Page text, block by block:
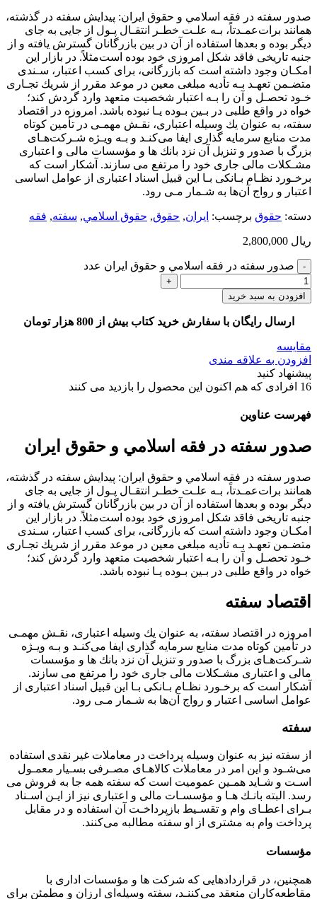
صدور سفته در فقه اسلامي و حقوق ايران: ﭘﻴﺪاﻳﺶ ﺳﻔﺘﻪ در ﮔﺬﺷﺘﻪ،
ﻫﻤﺎﻧﻨﺪ ﺑﺮاتﻋﻤـﺪﺗﺎً، ﺑـﻪ ﻋﻠـﺖ ﺧﻄـﺮ اﻧﺘﻘـﺎل ﭘـﻮل از ﺟﺎﻳﻰ ﺑﻪ ﺟﺎى
دﻳﮕﺮ ﺑﻮده و ﺑﻌﺪﻫﺎ اﺳﺘﻔﺎده از آن در ﺑﻴﻦ ﺑﺎزرﮔﺎﻧﺎن ﮔﺴﺘﺮش ﻳﺎﻓﺘﻪ و از
ﺟﻨﺒﻪ ﺗﺎرﻳﺨﻰ ﻓﺎﻗﺪ ﺷﻜﻞ اﻣﺮوزى ﺧﻮد ﺑﻮده اﺳﺖﻣﺜﻼً. در ﺑﺎزار اﻳﻦ
اﻣﻜـﺎن وﺟﻮد داﺷﺘﻪ اﺳﺖ ﻛﻪ ﺑﺎزرﮔﺎﻧﻰ، ﺑﺮاى ﻛﺴﺐ اﻋﺘﺒﺎر، ﺳـﻨﺪى
ﻣﺘﻀـﻤﻦ ﺗﻌﻬـﺪ ﺑـﻪ ﺗﺄدﻳﻪ ﻣﺒﻠﻐﻰ ﻣﻌﻴﻦ در ﻣﻮﻋﺪ ﻣﻘﺮر از ﺷﺮﻳﻚ ﺗﺠـﺎرى
ﺧـﻮد ﺗﺤﺼـﻞ و آن را ﺑـﻪ اﻋﺘﺒﺎر ﺷﺨﺼﻴﺖ ﻣﺘﻌﻬﺪ وارد ﮔﺮدش ﻛﻨﺪ؛
ﺧﻮاه در واﻗﻊ ﻃﻠﺒﻰ در ﺑـﻴﻦ ﺑـﻮده ﻳـﺎ ﻧﺒﻮده ﺑﺎﺷﺪ. اﻣﺮوزه در اﻗﺘﺼﺎد
ﺳﻔﺘﻪ، ﺑﻪ ﻋﻨﻮان ﻳﻚ وﺳﻴﻠﻪ اﻋﺘﺒﺎرى، ﻧﻘـﺶ ﻣﻬﻤـﻰ در ﺗﺄﻣﻴﻦ ﻛﻮﺗﺎه
ﻣﺪت ﻣﻨﺎﺑﻊ ﺳﺮﻣﺎﻳﻪ ﮔﺬارى اﻳﻔﺎ ﻣﻰﻛﻨـﺪ و ﺑـﻪ وﻳـﮋه ﺷـﺮﻛﺖﻫـﺎى
ﺑﺰرگ ﺑﺎ ﺻﺪور و ﺗﻨﺰﻳﻞ آن ﻧﺰد ﺑﺎﻧﻚ ﻫﺎ و ﻣﺆﺳﺴﺎت ﻣﺎﻟﻰ و اﻋﺘﺒﺎرى
ﻣﺸـﻜﻼت ﻣﺎﻟﻰ ﺟﺎرى ﺧﻮد را ﻣﺮﺗﻔﻊ ﻣﻰ ﺳﺎزﻧﺪ. آﺷﻜﺎر اﺳﺖ ﻛﻪ
ﺑﺮﺧـﻮرد ﻧﻈـﺎم ﺑـﺎﻧﻜﻰ ﺑـﺎ اﻳﻦ ﻗﺒﻴﻞ اﺳﻨﺎد اﻋﺘﺒﺎرى از ﻋﻮاﻣﻞ اﺳﺎﺳﻰ
اﻋﺘﺒﺎر و رواج آنﻫﺎ ﺑﻪ ﺷـﻤﺎر ﻣـﻰ رود.
دسته: حقوق برچسب: ايران, حقوق, حقوق اسلامي, سفته, فقه
ریال
صدور سفته در فقه اسلامي و حقوق ايران عدد
افزودن به سبد خرید
ارسال رایگان با سفارش خرید کتاب بیش از 800 هزار تومان
مقایسه
افزودن به علاقه مندی
پیشنهاد کنید
16 افرادی که هم اکنون این محصول را بازدید می کنند
فهرست عناوین
صدور سفته در فقه اسلامي و حقوق ايران
صدور سفته در فقه اسلامي و حقوق ايران: ﭘﻴﺪاﻳﺶ ﺳﻔﺘﻪ در ﮔﺬﺷﺘﻪ،
ﻫﻤﺎﻧﻨﺪ ﺑﺮاتﻋﻤـﺪﺗﺎً، ﺑـﻪ ﻋﻠـﺖ ﺧﻄـﺮ اﻧﺘﻘـﺎل ﭘـﻮل از ﺟﺎﻳﻰ ﺑﻪ ﺟﺎى
دﻳﮕﺮ ﺑﻮده و ﺑﻌﺪﻫﺎ اﺳﺘﻔﺎده از آن در ﺑﻴﻦ ﺑﺎزرﮔﺎﻧﺎن ﮔﺴﺘﺮش ﻳﺎﻓﺘﻪ و از
ﺟﻨﺒﻪ ﺗﺎرﻳﺨﻰ ﻓﺎﻗﺪ ﺷﻜﻞ اﻣﺮوزى ﺧﻮد ﺑﻮده اﺳﺖﻣﺜﻼً. در ﺑﺎزار اﻳﻦ
اﻣﻜـﺎن وﺟﻮد داﺷﺘﻪ اﺳﺖ ﻛﻪ ﺑﺎزرﮔﺎﻧﻰ، ﺑﺮاى ﻛﺴﺐ اﻋﺘﺒﺎر، ﺳـﻨﺪى
ﻣﺘﻀـﻤﻦ ﺗﻌﻬـﺪ ﺑـﻪ ﺗﺄدﻳﻪ ﻣﺒﻠﻐﻰ ﻣﻌﻴﻦ در ﻣﻮﻋﺪ ﻣﻘﺮر از ﺷﺮﻳﻚ ﺗﺠـﺎرى
ﺧـﻮد ﺗﺤﺼـﻞ و آن را ﺑـﻪ اﻋﺘﺒﺎر ﺷﺨﺼﻴﺖ ﻣﺘﻌﻬﺪ وارد ﮔﺮدش ﻛﻨﺪ؛
ﺧﻮاه در واﻗﻊ ﻃﻠﺒﻰ در ﺑـﻴﻦ ﺑـﻮده ﻳـﺎ ﻧﺒﻮده ﺑﺎﺷﺪ.
اقتصاد سفته
اﻣﺮوزه در اﻗﺘﺼﺎد ﺳﻔﺘﻪ، ﺑﻪ ﻋﻨﻮان ﻳﻚ وﺳﻴﻠﻪ اﻋﺘﺒﺎرى، ﻧﻘـﺶ ﻣﻬﻤـﻰ
در ﺗﺄﻣﻴﻦ ﻛﻮﺗﺎه ﻣﺪت ﻣﻨﺎﺑﻊ ﺳﺮﻣﺎﻳﻪ ﮔﺬارى اﻳﻔﺎ ﻣﻰﻛﻨـﺪ و ﺑـﻪ وﻳـﮋه
ﺷـﺮﻛﺖﻫـﺎى ﺑﺰرگ ﺑﺎ ﺻﺪور و ﺗﻨﺰﻳﻞ آن ﻧﺰد ﺑﺎﻧﻚ ﻫﺎ و ﻣﺆﺳﺴﺎت
ﻣﺎﻟﻰ و اﻋﺘﺒﺎرى ﻣﺸـﻜﻼت ﻣﺎﻟﻰ ﺟﺎرى ﺧﻮد را ﻣﺮﺗﻔﻊ ﻣﻰ ﺳﺎزﻧﺪ.
آﺷﻜﺎر اﺳﺖ ﻛﻪ ﺑﺮﺧـﻮرد ﻧﻈـﺎم ﺑـﺎﻧﻜﻰ ﺑـﺎ اﻳﻦ ﻗﺒﻴﻞ اﺳﻨﺎد اﻋﺘﺒﺎرى از
ﻋﻮاﻣﻞ اﺳﺎﺳﻰ اﻋﺘﺒﺎر و رواج آنﻫﺎ ﺑﻪ ﺷـﻤﺎر ﻣـﻰ رود.
سفته
از ﺳﻔﺘﻪ ﻧﻴﺰ ﺑﻪ ﻋﻨﻮان وﺳﻴﻠﻪ ﭘﺮداﺧﺖ در ﻣﻌﺎﻣﻼت ﻏﻴﺮ ﻧﻘﺪى اﺳﺘﻔﺎده
ﻣﻰﺷـﻮد و اﻳﻦ اﻣﺮ در ﻣﻌﺎﻣﻼت ﻛﺎﻻﻫـﺎى ﻣﺼـﺮﻓﻰ ﺑﺴـﻴﺎر ﻣﻌﻤـﻮل
اﺳـﺖ و ﺷـﺎﻳﺪ ﻫﻤـﻴﻦ ﻋﻤﻮﻣﻴﺖ اﺳﺖ ﻛﻪ ﺳﻔﺘﻪ ﻫﻤﻪ ﺟﺎ ﺑﻪ ﻓﺮوش ﻣﻰ
رﺳﺪ. اﻟﺒﺘﻪ ﺑﺎﻧـﻚ ﻫـﺎ و ﻣﺆﺳﺴـﺎت ﻣﺎﻟﻰ و اﻋﺘﺒﺎرى ﻧﻴﺰ از اﻳـﻦ اﺳـﻨﺎد
ﺑـﺮاى اﻋﻄـﺎى وام و ﺗﻘﺴـﻴﻂ ﺑﺎزﭘﺮداﺧـﺖ آن اﺳﺘﻔﺎده و در ﻣﻘﺎﺑﻞ
ﭘﺮداﺧﺖ وام ﺑﻪ ﻣﺸﺘﺮى از او ﺳﻔﺘﻪ ﻣﻄﺎﻟﺒﻪ ﻣﻰﻛﻨﻨﺪ.
مؤسسات
ﻫﻤﭽﻨﻴﻦ، در ﻗﺮاردادﻫﺎﻳﻰ ﻛﻪ ﺷﺮﻛﺖ ﻫﺎ و ﻣﺆﺳﺴﺎت ادارى ﺑﺎ
ﻣﻘﺎﻃﻌﻪﻛﺎران ﻣﻨﻌﻘﺪ ﻣﻰﻛﻨﻨـﺪ، ﺳﻔﺘﻪ وﺳﻴﻠﻪاى ارزان و ﻣﻄﻤﺌﻦ ﺑﺮاى